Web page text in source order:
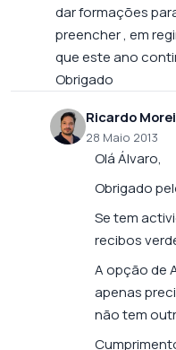
dar formações
preencher , em
que este ano
Obrigado
Ricardo
28 Maio 2013
Olá Álvaro,
Obrigado
Se tem
recibos
A opção de
apenas
não tem